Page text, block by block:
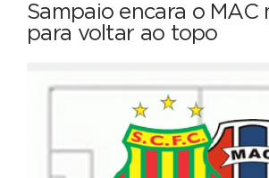
Sampaio encara o MAC
para voltar ao topo